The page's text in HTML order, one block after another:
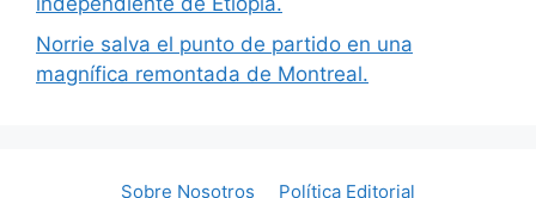
Norrie salva el punto de partido en una
magnífica remontada de Montreal.
Sobre Nosotros Política Editorial